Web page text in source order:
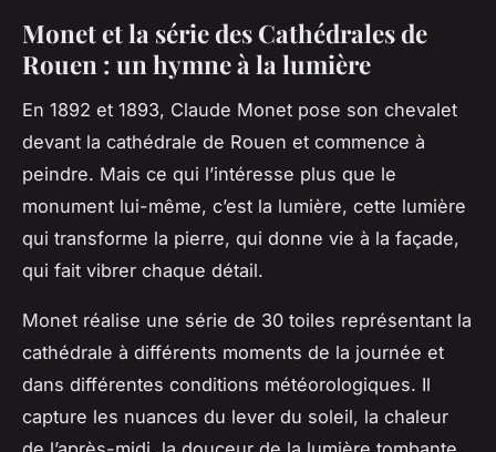
Monet et la série des Cathédrales de
Rouen : un hymne à la lumière
En 1892 et 1893, Claude Monet pose son chevalet
devant la cathédrale de Rouen et commence à
peindre. Mais ce qui l’intéresse plus que le
monument lui-même, c’est la lumière, cette lumière
qui transforme la pierre, qui donne vie à la façade,
qui fait vibrer chaque détail.
Monet réalise une série de 30 toiles représentant la
cathédrale à différents moments de la journée et
dans différentes conditions météorologiques. Il
capture les nuances du lever du soleil, la chaleur